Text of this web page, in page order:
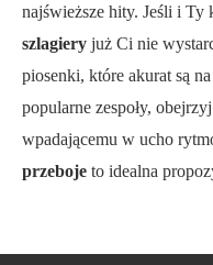
najświeższe hity. Jeśli i Ty
szlagiery już Ci nie
piosenki, które akurat są
popularne zespoły,
wpadającemu w ucho
przeboje to idealna